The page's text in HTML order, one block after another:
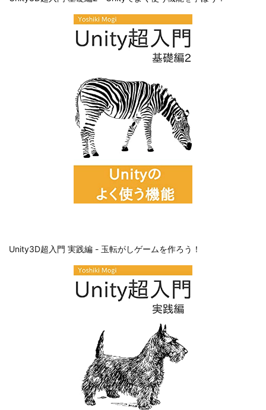
Unity3D超入門 実践編 - 玉転がしゲームを作ろう！